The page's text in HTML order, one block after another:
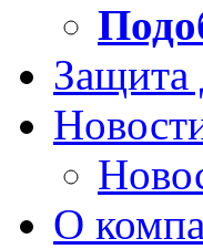
Защита
О